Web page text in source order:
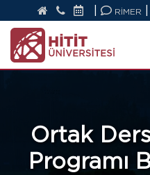
RİMER
Ortak
Programı